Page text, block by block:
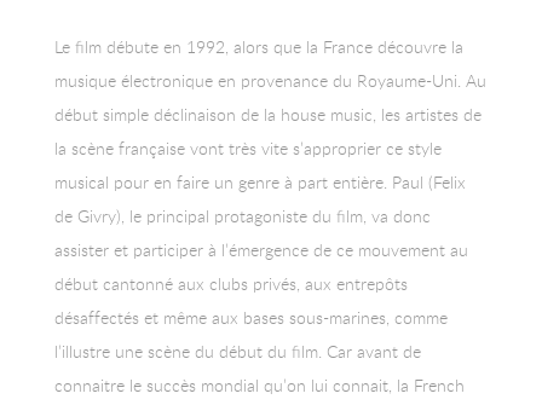
Le film débute en 1992, alors que la France découvre la
musique électronique en provenance du Royaume-Uni. Au
début simple déclinaison de la house music, les artistes de
la scène française vont très vite s’approprier ce style
musical pour en faire un genre à part entière. Paul (Felix
de Givry), le principal protagoniste du film, va donc
assister et participer à l’émergence de ce mouvement au
début cantonné aux clubs privés, aux entrepôts
désaffectés et même aux bases sous-marines, comme
l’illustre une scène du début du film. Car avant de
connaitre le succès mondial qu’on lui connait, la French